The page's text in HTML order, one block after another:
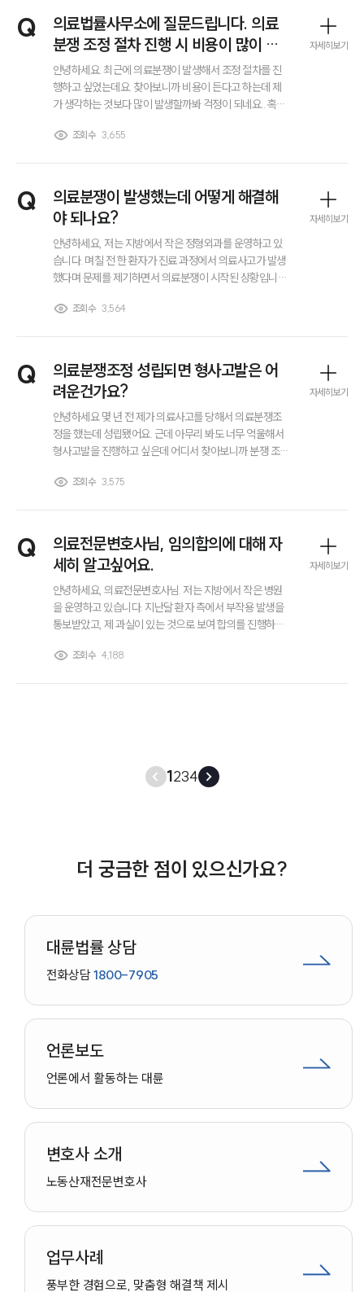
언론보도
공지사항
법률 블로그
법률서식
뉴스레터/브로슈어
세미나
대륜법률상담예약
만화로 보는 사례
요?
Q
의료법률사무소에 질문드립니다. 의료
분쟁 조정 절차 진행 시 비용이 많이 드
나요?
안녕하세요. 최근에 의료분쟁이 발생해서 조정 절차를 진
행하고 싶었는데요. 찾아보니까 비용이 든다고 하는데 제
가 생각하는 것보다 많이 발생할까봐 걱정이 되네요.. 혹시
찾아보다가 대륜이 있길래 문의 남겨봅니다..
조회수 3,655
자세히보기
Q
의료분쟁이 발생했는데 어떻게 해결해
야 되나요?
안녕하세요, 저는 지방에서 작은 정형외과를 운영하고 있
습니다. 며칠 전 한 환자가 진료 과정에서 의료사고가 발생
했다며 문제를 제기하면서 의료분쟁이 시작된 상황입니다.
막막한데 의료분쟁이 발생했을 때 어떤 절차와 방법으로
조회수 3,564
자세히보기
Q
의료분쟁조정 성립되면 형사고발은 어
려운건가요?
안녕하세요 몇 년 전 제가 의료사고를 당해서 의료분쟁조
정을 했는데 성립됐어요. 근데 아무리 봐도 너무 억울해서
형사고발을 진행하고 싶은데 어디서 찾아보니까 분쟁 조정
요...? 형사고발 못하나요? ㅠ
조회수 3,575
자세히보기
Q
의료전문변호사님, 임의합의에 대해 자
세히 알고싶어요.
안녕하세요, 의료전문변호사님. 저는 지방에서 작은 병원
을 운영하고 있습니다. 지난달 환자 측에서 부작용 발생을
통보받았고, 제 과실이 있는 것으로 보여 합의를 진행하려
의로 임의합의를 진행하려고 하는데 임의합의가 정확히 무
조회수 4,188
자세히보기
1234
더 궁금한 점이 있으신가요?
대륜법률 상담
전화상담1800-7905
언론보도
언론에서 활동하는 대륜
변호사 소개
노동산재전문변호사
업무사례
풍부한 경험으로, 맞춤형 해결책 제시